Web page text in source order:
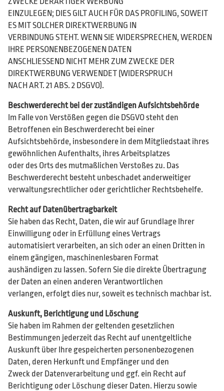
EINZULEGEN; DIES GILT AUCH FÜR DAS PROFILING, SOWEIT
ES MIT SOLCHER DIREKTWERBUNG IN
VERBINDUNG STEHT. WENN SIE WIDERSPRECHEN, WERDEN
IHRE PERSONENBEZOGENEN DATEN
ANSCHLIESSEND NICHT MEHR ZUM ZWECKE DER
DIREKTWERBUNG VERWENDET (WIDERSPRUCH
NACH ART. 21 ABS. 2 DSGVO).
Beschwerderecht bei der zuständigen Aufsichtsbehörde
Im Falle von Verstößen gegen die DSGVO steht den
Betroffenen ein Beschwerderecht bei einer
Aufsichtsbehörde, insbesondere in dem Mitgliedstaat ihres
gewöhnlichen Aufenthalts, ihres Arbeitsplatzes
oder des Orts des mutmaßlichen Verstoßes zu. Das
Beschwerderecht besteht unbeschadet anderweitiger
verwaltungsrechtlicher oder gerichtlicher Rechtsbehelfe.
Recht auf Datenübertragbarkeit
Sie haben das Recht, Daten, die wir auf Grundlage Ihrer
Einwilligung oder in Erfüllung eines Vertrags
automatisiert verarbeiten, an sich oder an einen Dritten in
einem gängigen, maschinenlesbaren Format
aushändigen zu lassen. Sofern Sie die direkte Übertragung
der Daten an einen anderen Verantwortlichen
verlangen, erfolgt dies nur, soweit es technisch machbar ist.
Auskunft, Berichtigung und Löschung
Sie haben im Rahmen der geltenden gesetzlichen
Bestimmungen jederzeit das Recht auf unentgeltliche
Auskunft über Ihre gespeicherten personenbezogenen
Daten, deren Herkunft und Empfänger und den
Zweck der Datenverarbeitung und ggf. ein Recht auf
Berichtigung oder Löschung dieser Daten. Hierzu sowie